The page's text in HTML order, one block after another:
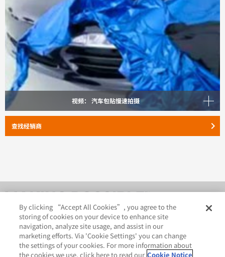
视频： 汽车包贴慢速拍摄
查找经销商 keyboard_arrow_right
By clicking “Accept All Cookies”, you agree to the
storing of cookies on your device to enhance site
navigation, analyze site usage, and assist in our
marketing efforts. Via 'Cookie Settings' you can change
the settings of your cookies. For more information about
the cookies we use, click here to read our Cookie Notice